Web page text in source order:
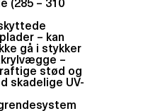
(285 – 310
– kan
gå i stykker
–
stød og
skadelige UV-